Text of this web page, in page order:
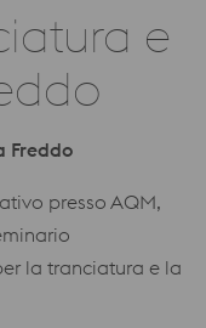
e
Freddo
presso AQM,
la tranciatura e la